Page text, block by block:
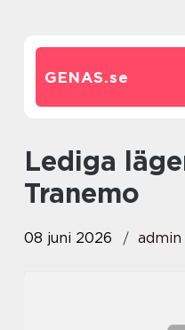
GENAS.se
Lediga lägenheter
Tranemo
08 juni 2026 admin